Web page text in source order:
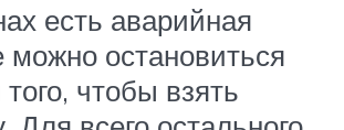
есть аварийная
можно остановиться
чтобы взять